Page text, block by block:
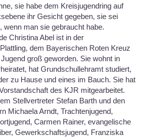
sie habe dem Kreisjugendring auf
ihr Gesicht gegeben, sie sei
wenn man sie gebraucht habe.
Christina Abel ist in der
dem Bayerischen Roten Kreuz
groß geworden. Sie wohnt in
hat Grundschullehramt studiert,
zu Hause und eines im Bauch. Sie hat
des KJR mitgearbeitet.
Stellvertreter Stefan Barth und den
Michaela Arndt, Trachtenjugend,
Carmen Rainer, evangelische
Gewerkschaftsjugend, Franziska